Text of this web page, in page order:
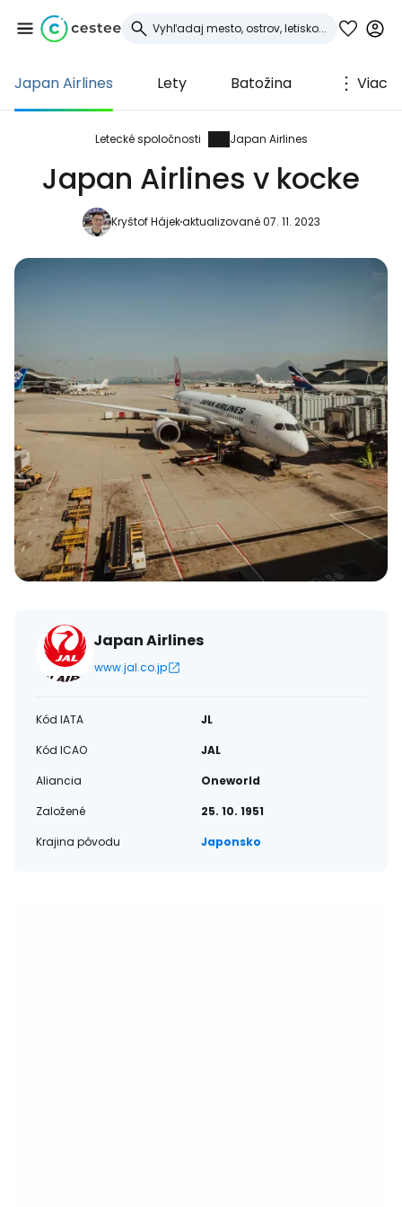
Japan Airlines Lety Batožina Viac
Letecké spoločnosti Japan Airlines
Japan Airlines v kocke
Kryštof Hájekaktualizované 07. 11. 2023
Japan Airlines
www.jal.co.jp
Kód IATA
JL
Kód ICAO
JAL
Aliancia
Oneworld
Založené
25. 10. 1951
Krajina pôvodu
Japonsko
Prihláste sa do
služby Cestee
... celosvetovej komunity cestovateľov
Pokračovať s e-mailom